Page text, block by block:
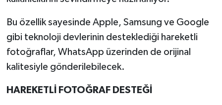
Bu özellik sayesinde Apple, Samsung ve Google
gibi teknoloji devlerinin desteklediği hareketli
fotoğraflar, WhatsApp üzerinden de orijinal
kalitesiyle gönderilebilecek.
HAREKETLİ FOTOĞRAF DESTEĞİ